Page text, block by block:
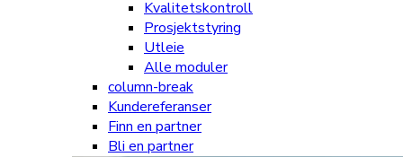
Kvalitetskontroll
Prosjektstyring
Utleie
Alle moduler
column-break
Kundereferanser
Finn en partner
Bli en partner